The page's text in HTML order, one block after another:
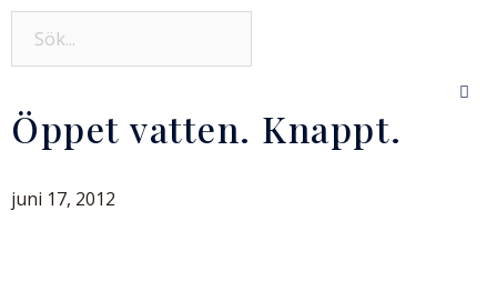
Öppet vatten. Knappt.
juni 17, 2012